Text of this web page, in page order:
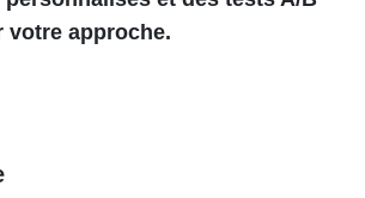
votre approche.